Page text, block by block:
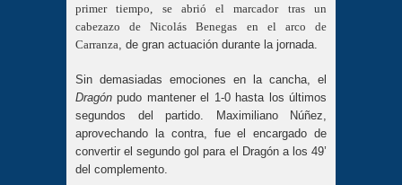
primer tiempo, se abrió el marcador tras un
cabezazo de Nicolás Benegas en el arco de
Carranza , de gran actuación durante la jornada.
Sin demasiadas emociones en la cancha, el
Dragón pudo mantener el 1-0 hasta los últimos
segundos del partido. Maximiliano Núñez,
aprovechando la contra, fue el encargado de
convertir el segundo gol para el Dragón a los 49’
del complemento.